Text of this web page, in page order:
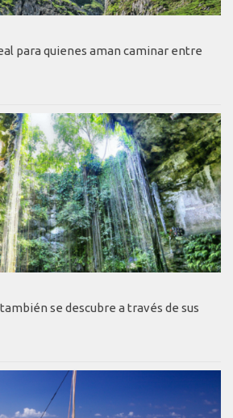
para quienes aman caminar entre
se descubre a través de sus